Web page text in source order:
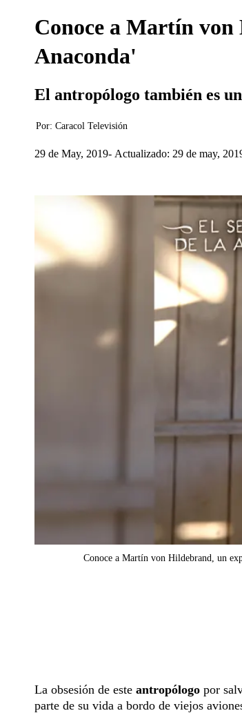
Conoce a Martín von
Anaconda'
El antropólogo también es
Por: Caracol Televisión
29 de May, 2019 Actualizado: 29 de may,
Conoce a Martín von Hildebrand, un
La obsesión de este antropólogo por
parte de su vida a bordo de viejos